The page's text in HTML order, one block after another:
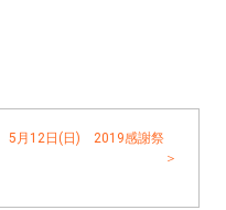
5月12日(日) 2019感謝祭
＞